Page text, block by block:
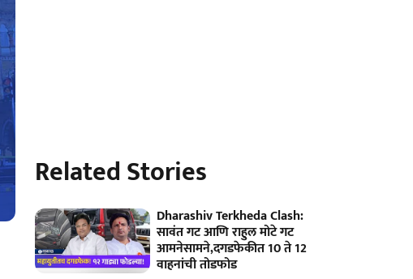
Related Stories
Dharashiv Terkheda Clash:
सावंत गट आणि राहुल मोटे गट
आमनेसामने,दगडफेकीत 10 ते 12
वाहनांची तोडफोड